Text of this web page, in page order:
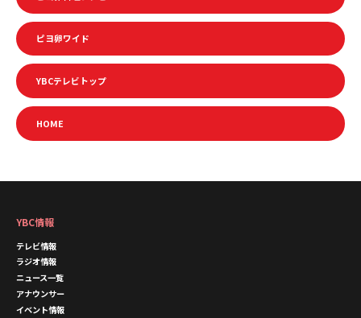
ピヨ卵ワイド
YBCテレビトップ
HOME
YBC情報
テレビ情報
ラジオ情報
ニュース一覧
アナウンサー
イベント情報